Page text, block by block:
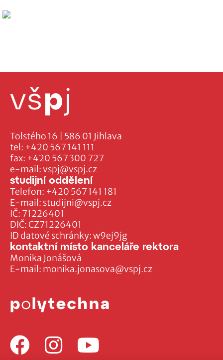
Tolstého 16 | 586 01 Jihlava
tel: +420 567 141 111
fax: +420 567 300 727
e-mail:vspj@vspj.cz
IČ: 71226401
DIČ: CZ71226401
ID datové schránky: w9ej9jg
studijní oddělení
Telefon: +420 567 141 181
E-mail: studijni@vspj.cz
kontaktní místo kanceláře rektora
Monika Jonášová
E-mail: monika.jonasova@vspj.cz